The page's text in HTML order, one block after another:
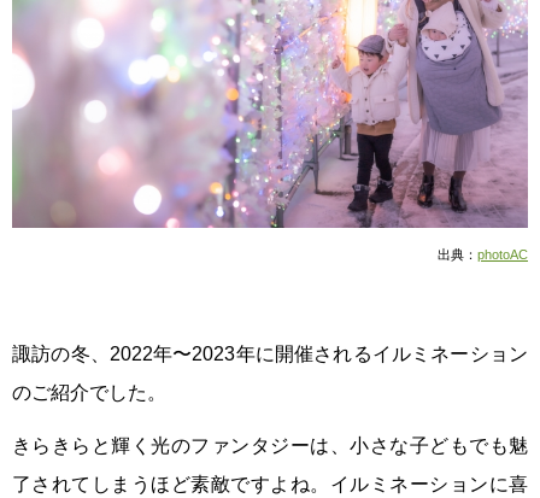
出典： photoAC
諏訪の冬、2022年〜2023年に開催されるイルミネーション
のご紹介でした。
きらきらと輝く光のファンタジーは、小さな子どもでも魅
了されてしまうほど素敵ですよね。イルミネーションに喜